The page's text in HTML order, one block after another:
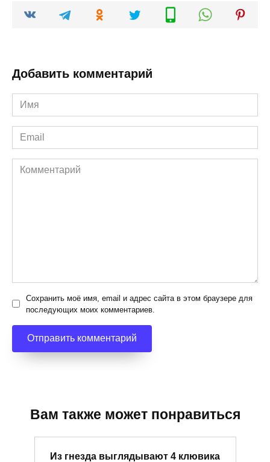
Добавить комментарий
Имя
*
Email
*
Комментарий
Сохранить моё имя, email и адрес сайта в этом браузере для
последующих моих комментариев.
Вам также может понравиться
Из гнезда выглядывают 4 клювика